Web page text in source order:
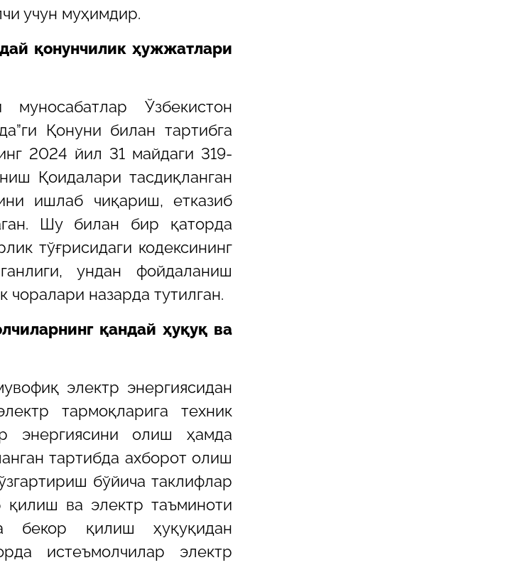
учун муҳимдир.
қонунчилик ҳужжатлари
Ўзбекистон
Қонуни билан тартибга
2024 йил 31 майдаги 319-
Қоидалари тасдиқланган
ишлаб чиқариш, етказиб
Шу билан бир қаторда
тўғрисидаги кодексининг
ундан фойдаланиш
назарда тутилган.
қандай ҳуқуқ ва
электр энергиясидан
тармоқларига техник
энергиясини олиш ҳамда
тартибда ахборот олиш
бўйича таклифлар
қилиш ва электр таъминоти
бекор қилиш ҳуқуқидан
истеъмолчилар электр